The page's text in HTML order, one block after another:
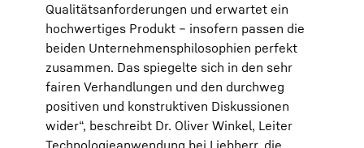
Qualitätsanforderungen und erwartet ein
hochwertiges Produkt – insofern passen die
beiden Unternehmensphilosophien perfekt
zusammen. Das spiegelte sich in den sehr
fairen Verhandlungen und den durchweg
positiven und konstruktiven Diskussionen
wider“, beschreibt Dr. Oliver Winkel, Leiter